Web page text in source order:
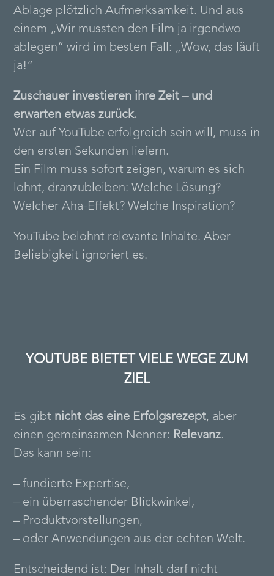
Ablage plötzlich Aufmerksamkeit. Und aus
einem „Wir mussten den Film ja irgendwo
ablegen“ wird im besten Fall: „Wow, das läuft
ja!“
Zuschauer investieren ihre Zeit – und
erwarten etwas zurück.
Wer auf YouTube erfolgreich sein will, muss in
den ersten Sekunden liefern.
Ein Film muss sofort zeigen, warum es sich
lohnt, dranzubleiben: Welche Lösung?
Welcher Aha-Effekt? Welche Inspiration?
YouTube belohnt relevante Inhalte. Aber
Beliebigkeit ignoriert es.
YOUTUBE BIETET VIELE WEGE ZUM
ZIEL
Es gibt nicht das eine Erfolgsrezept, aber
einen gemeinsamen Nenner: Relevanz.
Das kann sein:
– fundierte Expertise,
– ein überraschender Blickwinkel,
– Produktvorstellungen,
– oder Anwendungen aus der echten Welt.
Entscheidend ist: Der Inhalt darf nicht